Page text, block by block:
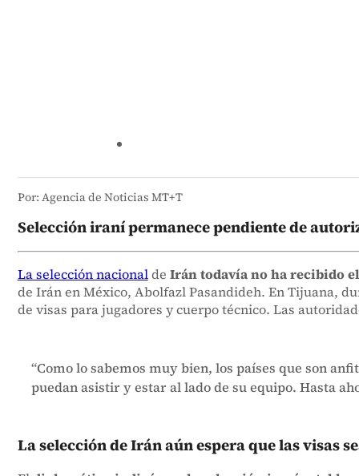
Por: Agencia de Noticias MT+T
Selección iraní permanece pendiente de
La selección nacionalde Irán todavía no ha recibido
de Irán en México, Abolfazl Pasandideh. En Tijuana,
de visas para jugadores y cuerpo técnico. Las
“Como lo sabemos muy bien, los países que son
puedan asistir y estar al lado de su equipo. Hasta
La selección de Irán aún espera que las visas